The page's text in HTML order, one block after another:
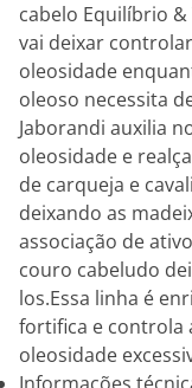
cabelo Equilíbrio
vai deixar
oleosidade
oleoso necessita
Jaborandi auxilia
oleosidade e
de carqueja e
deixando as
associação de
couro cabeludo
los.Essa linha é
fortifica e controla
oleosidade